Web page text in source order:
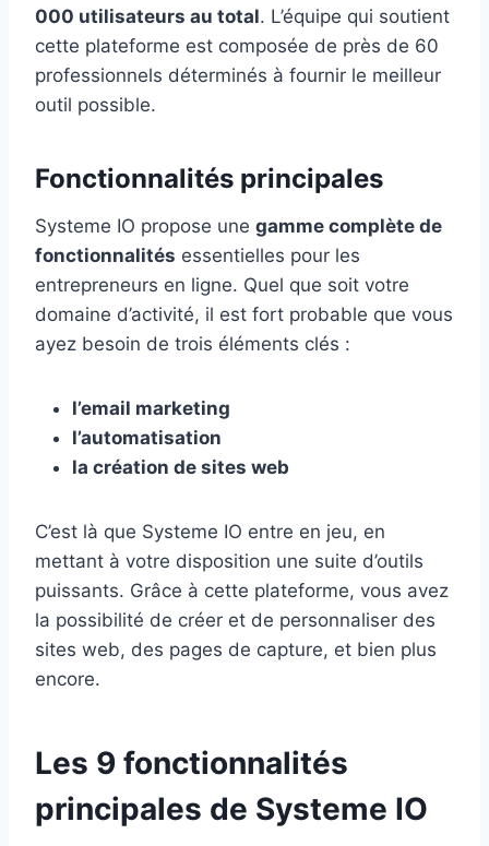
000 utilisateurs au total. L’équipe qui soutient
cette plateforme est composée de près de 60
professionnels déterminés à fournir le meilleur
outil possible.
Fonctionnalités principales
Systeme IO propose une gamme complète de
fonctionnalités essentielles pour les
entrepreneurs en ligne. Quel que soit votre
domaine d’activité, il est fort probable que vous
ayez besoin de trois éléments clés :
l’email marketing
l’automatisation
la création de sites web
C’est là que Systeme IO entre en jeu, en
mettant à votre disposition une suite d’outils
puissants. Grâce à cette plateforme, vous avez
la possibilité de créer et de personnaliser des
sites web, des pages de capture, et bien plus
encore.
Les 9 fonctionnalités
principales de Systeme IO